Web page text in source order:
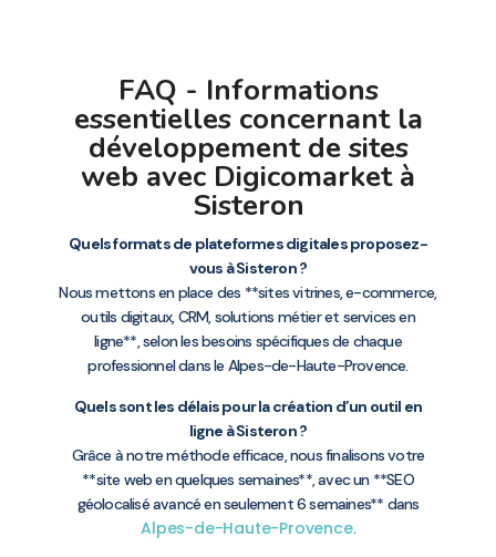
FAQ - Informations
essentielles concernant la
développement de sites
web avec Digicomarket à
Sisteron
Quels formats de plateformes digitales proposez-
vous à Sisteron ?
Nous mettons en place des **sites vitrines, e-commerce,
outils digitaux, CRM, solutions métier et services en
ligne**, selon les besoins spécifiques de chaque
professionnel dans le Alpes-de-Haute-Provence.
Quels sont les délais pour la création d’un outil en
ligne à Sisteron ?
Grâce à notre méthode efficace, nous finalisons votre
**site web en quelques semaines**, avec un **SEO
géolocalisé avancé en seulement 6 semaines** dans
Alpes-de-Haute-Provence.